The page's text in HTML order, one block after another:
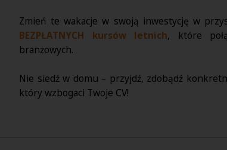
Zmień te wakacje w swoją inwestycję w
BEZPŁATNYCH kursów letnich, które
branżowych.
Nie siedź w domu – przyjdź, zdobądź
który wzbogaci Twoje CV!